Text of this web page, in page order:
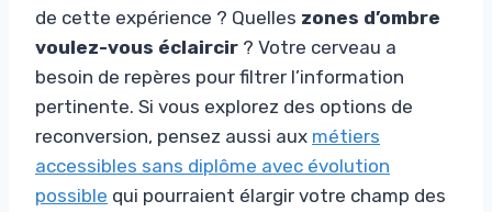
de cette expérience ? Quelles zones d’ombre
voulez-vous éclaircir ? Votre cerveau a
besoin de repères pour filtrer l’information
pertinente. Si vous explorez des options de
reconversion, pensez aussi aux métiers
accessibles sans diplôme avec évolution
possible qui pourraient élargir votre champ des